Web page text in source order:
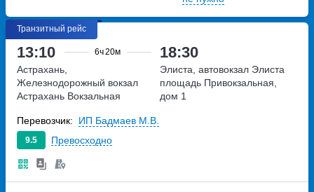
Транзитный рейс
13:10 6ч20м 18:30
Астрахань,
Железнодорожный вокзал
Астрахань Вокзальная
Элиста, автовокзал Элиста
площадь Привокзальная,
дом 1
9.5 Превосходно
Перевозчик: ИП Бадмаев М.В.